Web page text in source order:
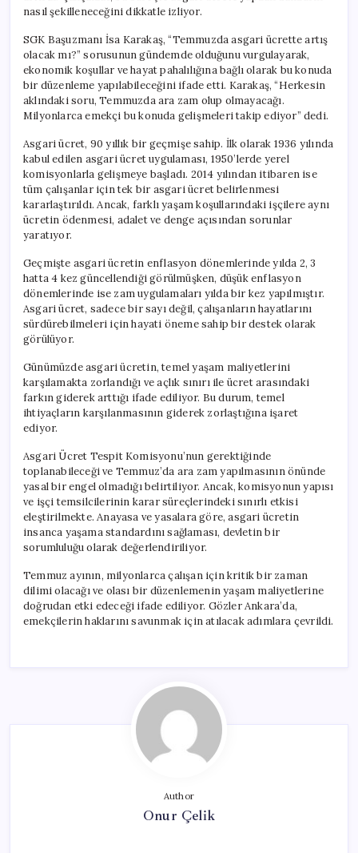
nasıl şekilleneceğini dikkatle izliyor.
SGK Başuzmanı İsa Karakaş, “Temmuzda asgari ücrette artış
olacak mı?” sorusunun gündemde olduğunu vurgulayarak,
ekonomik koşullar ve hayat pahalılığına bağlı olarak bu konuda
bir düzenleme yapılabileceğini ifade etti. Karakaş, “Herkesin
aklındaki soru, Temmuzda ara zam olup olmayacağı.
Milyonlarca emekçi bu konuda gelişmeleri takip ediyor” dedi.
Asgari ücret, 90 yıllık bir geçmişe sahip. İlk olarak 1936 yılında
kabul edilen asgari ücret uygulaması, 1950’lerde yerel
komisyonlarla gelişmeye başladı. 2014 yılından itibaren ise
tüm çalışanlar için tek bir asgari ücret belirlenmesi
kararlaştırıldı. Ancak, farklı yaşam koşullarındaki işçilere aynı
ücretin ödenmesi, adalet ve denge açısından sorunlar
yaratıyor.
Geçmişte asgari ücretin enflasyon dönemlerinde yılda 2, 3
hatta 4 kez güncellendiği görülmüşken, düşük enflasyon
dönemlerinde ise zam uygulamaları yılda bir kez yapılmıştır.
Asgari ücret, sadece bir sayı değil, çalışanların hayatlarını
sürdürebilmeleri için hayati öneme sahip bir destek olarak
görülüyor.
Günümüzde asgari ücretin, temel yaşam maliyetlerini
karşılamakta zorlandığı ve açlık sınırı ile ücret arasındaki
farkın giderek arttığı ifade ediliyor. Bu durum, temel
ihtiyaçların karşılanmasının giderek zorlaştığına işaret
ediyor.
Asgari Ücret Tespit Komisyonu’nun gerektiğinde
toplanabileceği ve Temmuz’da ara zam yapılmasının önünde
yasal bir engel olmadığı belirtiliyor. Ancak, komisyonun yapısı
ve işçi temsilcilerinin karar süreçlerindeki sınırlı etkisi
eleştirilmekte. Anayasa ve yasalara göre, asgari ücretin
insanca yaşama standardını sağlaması, devletin bir
sorumluluğu olarak değerlendiriliyor.
Temmuz ayının, milyonlarca çalışan için kritik bir zaman
dilimi olacağı ve olası bir düzenlemenin yaşam maliyetlerine
doğrudan etki edeceği ifade ediliyor. Gözler Ankara’da,
emekçilerin haklarını savunmak için atılacak adımlara çevrildi.
Author
Onur Çelik